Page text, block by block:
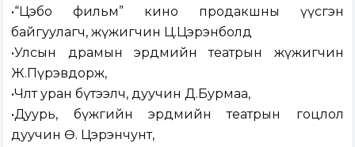
•“Цэбо фильм” кино продакшны үүсгэн
байгуулагч, жүжигчин Ц.Цэрэнболд
•Улсын драмын эрдмийн театрын жүжигчин
Ж.Пүрэвдорж,
•Чөлөөт уран бүтээлч, дуучин Д.Бурмаа,
•Дуурь, бүжгийн эрдмийн театрын гоцлол
дуучин Ө. Цэрэнчунт,